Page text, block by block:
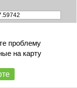
проблему
на карту